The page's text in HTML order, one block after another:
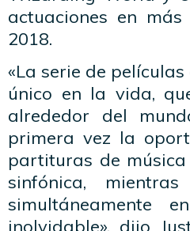
actuaciones en
2018.
«La serie de
único en la vida,
alrededor del
primera vez la
partituras de
sinfónica,
simultáneamente
inolvidable», dijo